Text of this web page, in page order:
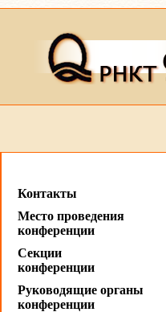
Контакты
Место проведения
конференции
Секции
конференции
Руководящие органы
конференции